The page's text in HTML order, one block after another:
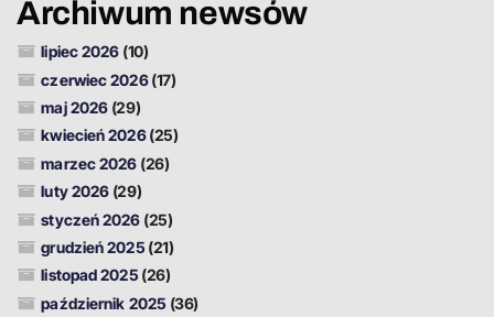
Archiwum newsów
lipiec 2026 (10)
czerwiec 2026(17)
maj 2026 (29)
kwiecień 2026(25)
marzec 2026 (26)
luty 2026 (29)
styczeń 2026 (25)
grudzień 2025 (21)
listopad 2025 (26)
październik 2025 (36)